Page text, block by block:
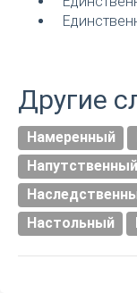
Другие
Намеренный
Напутственный
Настольный